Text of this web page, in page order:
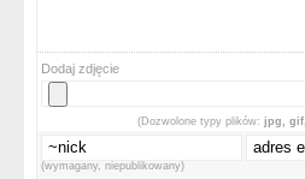
Dodaj zdjęcie
(Dozwolone typy plików: jpg,
(wymagany, niepublikowany)